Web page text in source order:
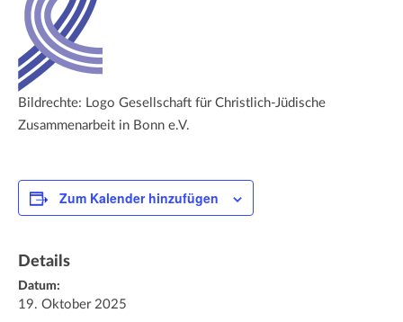
Bildrechte: Logo Gesellschaft für Christlich-Jüdische
Zusammenarbeit in Bonn e.V.
Zum Kalender hinzufügen
Details
Datum:
19. Oktober 2025